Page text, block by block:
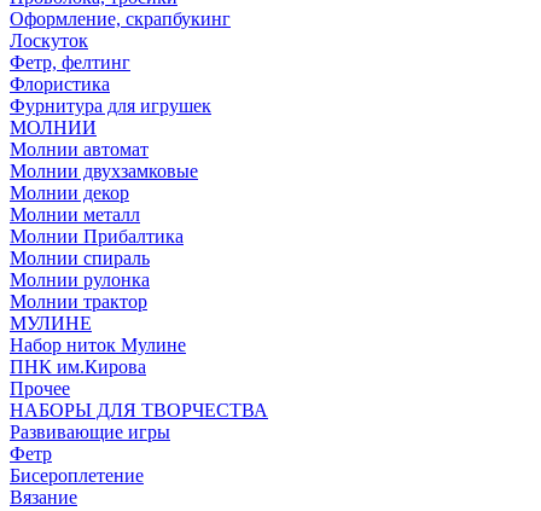
Оформление, скрапбукинг
Лоскуток
Фетр, фелтинг
Флористика
Фурнитура для игрушек
МОЛНИИ
Молнии автомат
Молнии двухзамковые
Молнии декор
Молнии металл
Молнии Прибалтика
Молнии спираль
Молнии рулонка
Молнии трактор
МУЛИНЕ
Набор ниток Мулине
ПНК им.Кирова
Прочее
НАБОРЫ ДЛЯ ТВОРЧЕСТВА
Развивающие игры
Фетр
Бисероплетение
Вязание